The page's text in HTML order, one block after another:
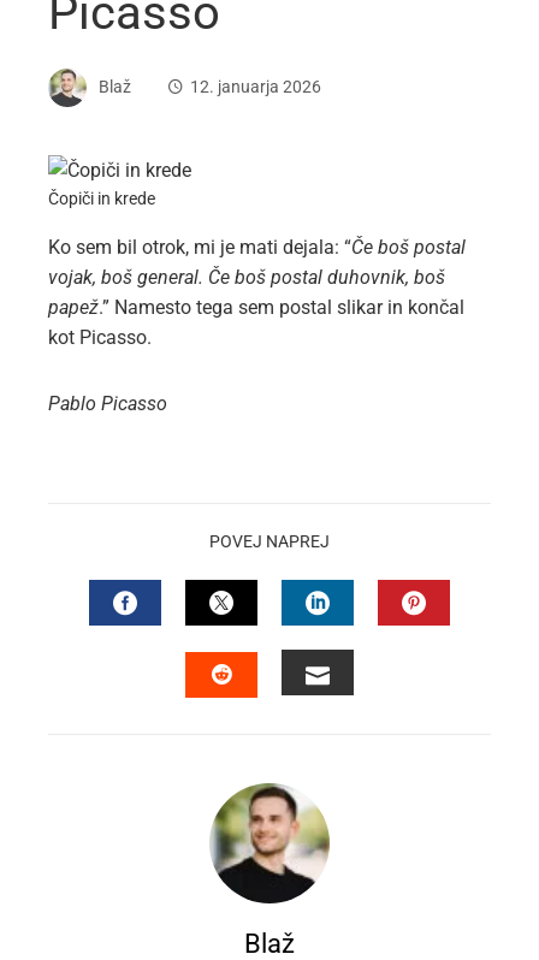
Picasso
Blaž 12. januarja 2026
Čopiči in krede
Ko sem bil otrok, mi je mati dejala: “Če boš postal
vojak, boš general. Če boš postal duhovnik, boš
papež.” Namesto tega sem postal slikar in končal
kot Picasso.
Pablo Picasso
POVEJ NAPREJ
FACEBOOKTWITTERLINKEDIN
Blaž